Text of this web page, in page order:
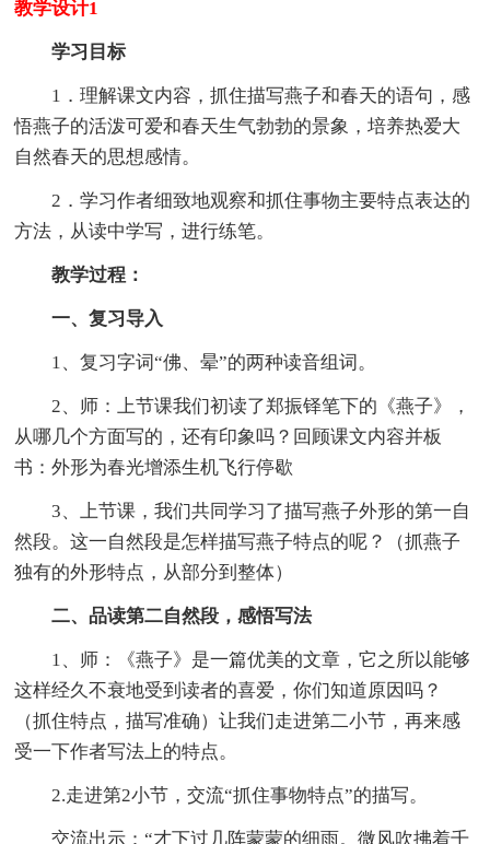
教学设计1
学习目标
1．理解课文内容，抓住描写燕子和春天的语句，感
悟燕子的活泼可爱和春天生气勃勃的景象，培养热爱大
自然春天的思想感情。
2．学习作者细致地观察和抓住事物主要特点表达的
方法，从读中学写，进行练笔。
教学过程：
一、复习导入
1、复习字词“佛、晕”的两种读音组词。
2、师：上节课我们初读了郑振铎笔下的《燕子》，
从哪几个方面写的，还有印象吗？回顾课文内容并板
书：外形为春光增添生机飞行停歇
3、上节课，我们共同学习了描写燕子外形的第一自
然段。这一自然段是怎样描写燕子特点的呢？（抓燕子
独有的外形特点，从部分到整体）
二、品读第二自然段，感悟写法
1、师：《燕子》是一篇优美的文章，它之所以能够
这样经久不衰地受到读者的喜爱，你们知道原因吗？
（抓住特点，描写准确）让我们走进第二小节，再来感
受一下作者写法上的特点。
2.走进第2小节，交流“抓住事物特点”的描写。
交流出示：“才下过几阵蒙蒙的细雨。微风吹拂着千